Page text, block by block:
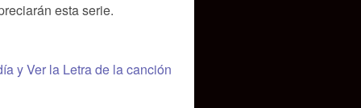
esta serie.
y Ver la Letra de la canción